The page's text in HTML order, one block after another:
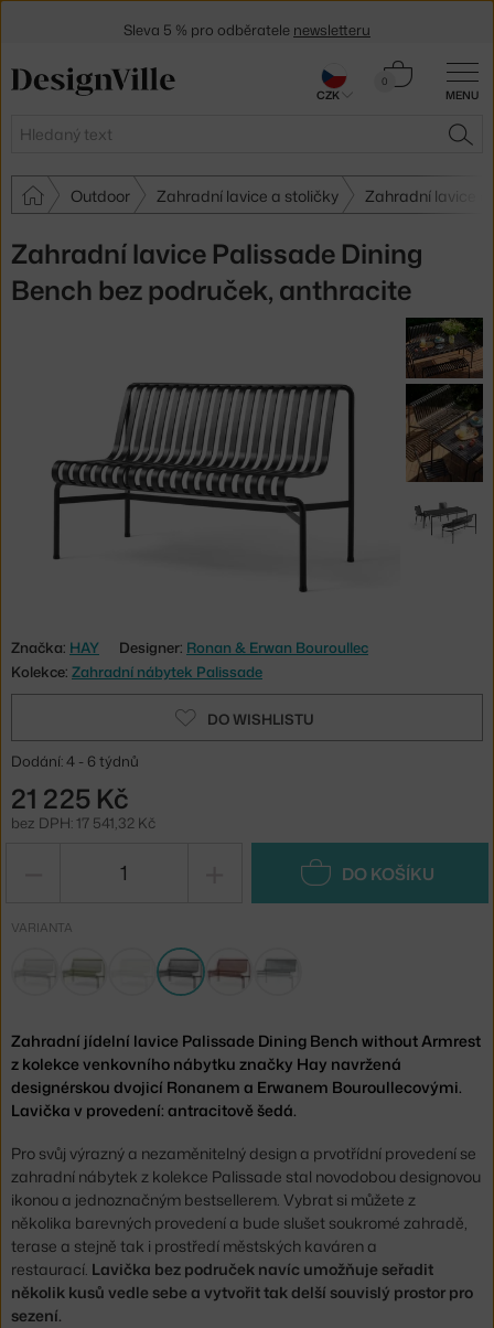
MENU
Hledat
0
Košík
Outdoor Zahradní lavice a stoličky Zahradní lavice a
Zahradní lavice Palissade Dining
Bench bez područek, anthracite
Značka: HAY Designer: Ronan & Erwan Bouroullec
Kolekce: Zahradní nábytek Palissade
DO WISHLISTU
Dodání: 4 - 6 týdnů
21 225 Kč
bez DPH: 17 541,32 Kč
DO KOŠÍKU
VARIANTA
Zahradní jídelní lavice Palissade Dining Bench without Armrest
z kolekce venkovního nábytku značky Hay navržená
designérskou dvojicí Ronanem a Erwanem Bouroullecovými.
Lavička v provedení: antracitově šedá.
Pro svůj výrazný a nezaměnitelný design a prvotřídní provedení se
zahradní nábytek z kolekce Palissade stal novodobou designovou
ikonou a jednoznačným bestsellerem. Vybrat si můžete z
několika barevných provedení a bude slušet soukromé zahradě,
terase a stejně tak i prostředí městských kaváren a
restaurací. Lavička bez područek navíc umožňuje seřadit
několik kusů vedle sebe a vytvořit tak delší souvislý prostor pro
sezení.
Sleva 5 % pro odběratele newsletteru
CZK